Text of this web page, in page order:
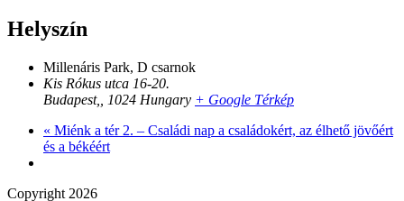
Helyszín
Millenáris Park, D csarnok
Kis Rókus utca 16-20.
Budapest,
1024 Hungary + Google Térkép
« Miénk a tér 2. – Családi nap a családokért, az élhető jövőért
és a békéért
Copyright 2026